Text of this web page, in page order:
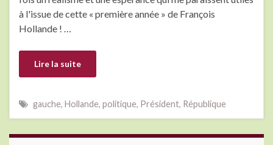
à l'issue de cette « première année » de François
Hollande ! …
Lire la suite
gauche, Hollande, politique, Président, République